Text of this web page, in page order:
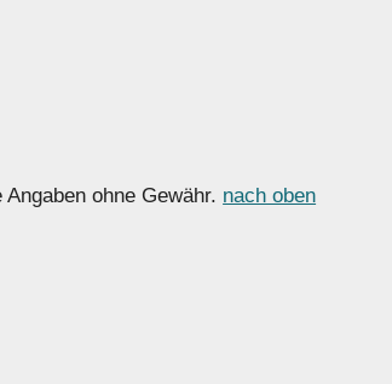
ohne Gewähr. nach oben